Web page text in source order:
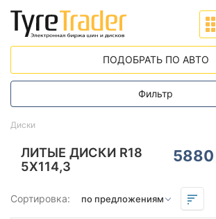
ЛИТЫЕ ДИСКИ R18
5X114,3
5880
Сортировка:
Диски
ПОДОБРАТЬ ПО АВТО
Фильтр
от